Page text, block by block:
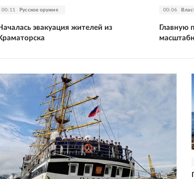
00:11 Русское оружие
эвакуация жителей из
00:06
Главную